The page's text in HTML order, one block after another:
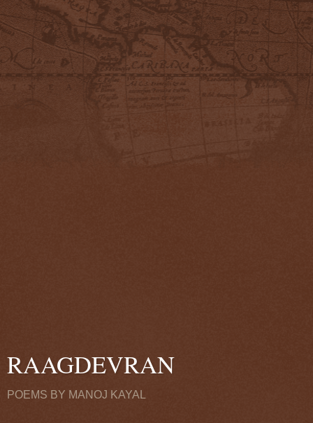
RAAGDEVRAN
POEMS BY MANOJ KAYAL